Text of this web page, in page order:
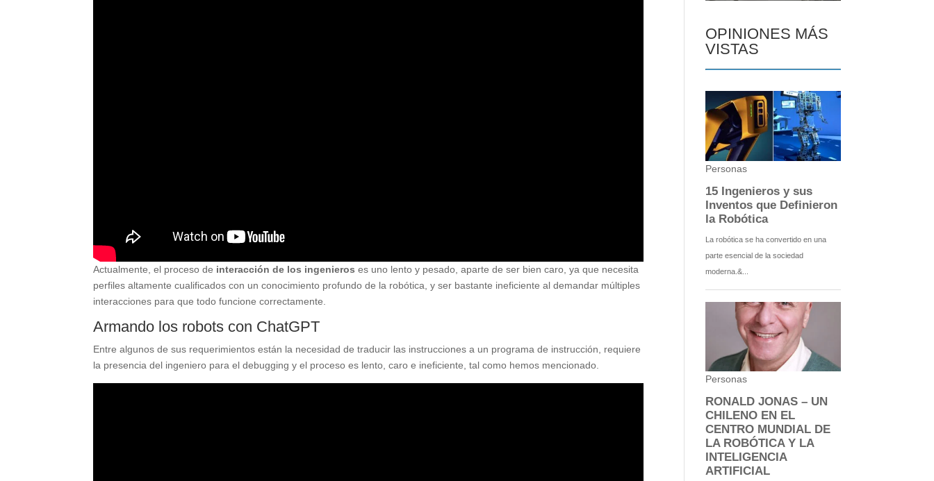
Actualmente, el proceso de interacción de los ingenieros es uno lento y pesado, aparte de ser bien caro, ya que necesita
perfiles altamente cualificados con un conocimiento profundo de la robótica, y ser bastante ineficiente al demandar múltiples
interacciones para que todo funcione correctamente.
Armando los robots con ChatGPT
Entre algunos de sus requerimientos están la necesidad de traducir las instrucciones a un programa de instrucción, requiere
la presencia del ingeniero para el debugging y el proceso es lento, caro e ineficiente, tal como hemos mencionado.
OPINIONES MÁS
VISTAS